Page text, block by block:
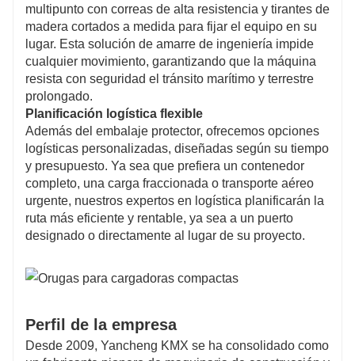
multipunto con correas de alta resistencia y tirantes de
madera cortados a medida para fijar el equipo en su
lugar. Esta solución de amarre de ingeniería impide
cualquier movimiento, garantizando que la máquina
resista con seguridad el tránsito marítimo y terrestre
prolongado.
Planificación logística flexible
Además del embalaje protector, ofrecemos opciones
logísticas personalizadas, diseñadas según su tiempo
y presupuesto. Ya sea que prefiera un contenedor
completo, una carga fraccionada o transporte aéreo
urgente, nuestros expertos en logística planificarán la
ruta más eficiente y rentable, ya sea a un puerto
designado o directamente al lugar de su proyecto.
Perfil de la empresa
Desde 2009, Yancheng KMX se ha consolidado como